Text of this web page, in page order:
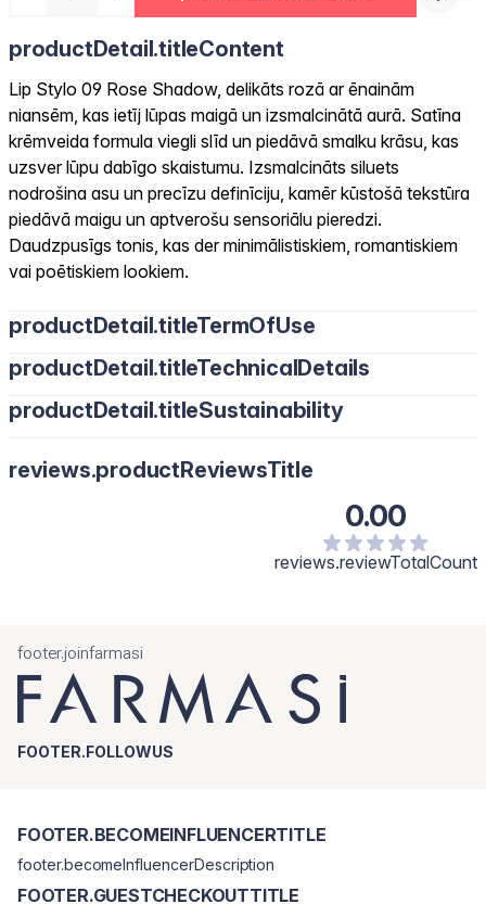
productDetail.titleContent
Lip Stylo 09 Rose Shadow, delikāts rozā ar ēnainām
niansēm, kas ietīj lūpas maigā un izsmalcinātā aurā. Satīna
krēmveida formula viegli slīd un piedāvā smalku krāsu, kas
uzsver lūpu dabīgo skaistumu. Izsmalcināts siluets
nodrošina asu un precīzu definīciju, kamēr kūstošā tekstūra
piedāvā maigu un aptverošu sensoriālu pieredzi.
Daudzpusīgs tonis, kas der minimālistiskiem, romantiskiem
vai poētiskiem lookiem.
productDetail.titleTermOfUse
productDetail.titleTechnicalDetails
productDetail.titleSustainability
reviews.productReviewsTitle
0.00
reviews.reviewTotalCount
footer.joinfarmasi
FOOTER.FOLLOWUS
FOOTER.BECOMEINFLUENCERTITLE
footer.becomeInfluencerDescription
FOOTER.GUESTCHECKOUTTITLE